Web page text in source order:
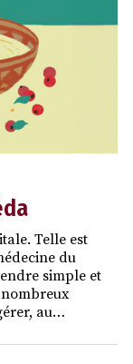
Telle est
du
simple et
au…